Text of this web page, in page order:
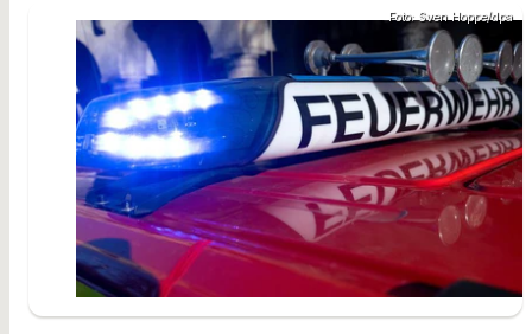
Foto: Sven Hoppe/dpa